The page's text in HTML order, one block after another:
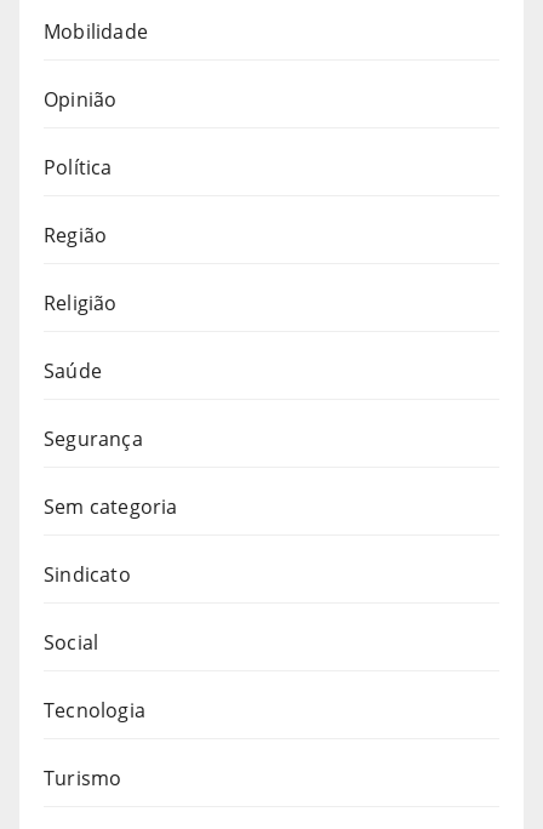
Mobilidade
Opinião
Política
Região
Religião
Saúde
Segurança
Sem categoria
Sindicato
Social
Tecnologia
Turismo